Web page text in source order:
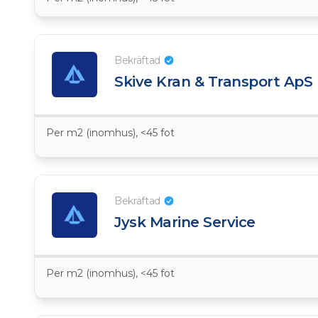
Bekräftad
Skive Kran & Transport ApS
Per m2 (inomhus), <45 fot
Bekräftad
Jysk Marine Service
Per m2 (inomhus), <45 fot